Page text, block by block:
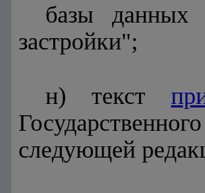
базы данных
застройки";
н) текст
следующей